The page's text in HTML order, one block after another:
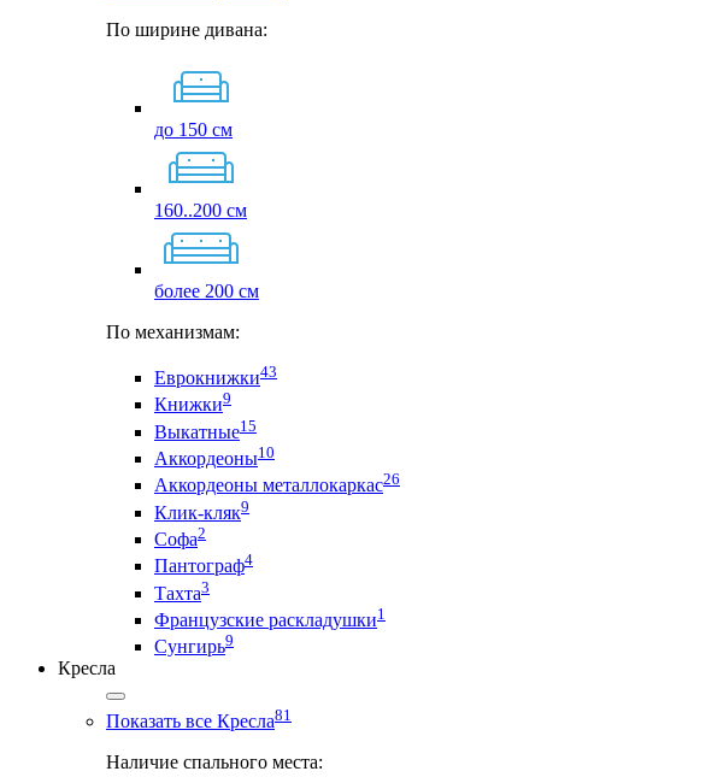
По ширине дивана:
до 150 см
160..200 см
более 200 см
По механизмам:
Еврокнижки43
Книжки9
Выкатные15
Аккордеоны10
Аккордеоны металлокаркас26
Клик-кляк9
Софа2
Пантограф4
Тахта3
Французские раскладушки1
Сунгирь9
Кресла
Показать все Кресла81
Наличие спального места: